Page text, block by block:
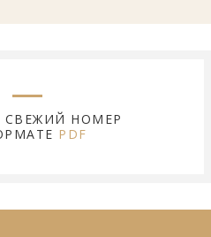
СВЕЖИЙ НОМЕР
PDF